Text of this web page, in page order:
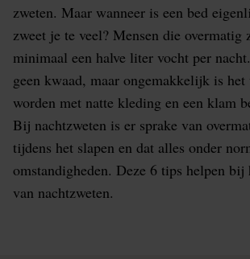
zweten. Maar wanneer is een bed
zweet je te veel? Mensen die overmatig
minimaal een halve liter vocht per
geen kwaad, maar ongemakkelijk is
worden met natte kleding en een klam
Bij nachtzweten is er sprake van
tijdens het slapen en dat alles onder
omstandigheden. Deze 6 tips helpen bij
van nachtzweten.